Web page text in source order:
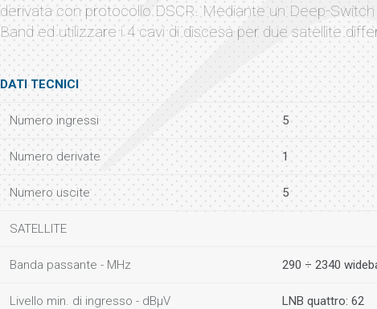
derivata con protocollo DSCR. Mediante un Deep-
Band ed utilizzare i 4 cavi di discesa per due satellite
DATI TECNICI
Numero ingressi 5
Numero derivate 1
Numero uscite 5
SATELLITE
Banda passante - MHz 290 ÷ 2340
Livello min. di ingresso - dBµV LNB quattro: 62